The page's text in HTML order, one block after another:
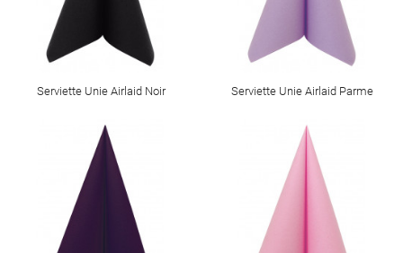
Serviette Unie Airlaid Noir Serviette Unie Airlaid Parme